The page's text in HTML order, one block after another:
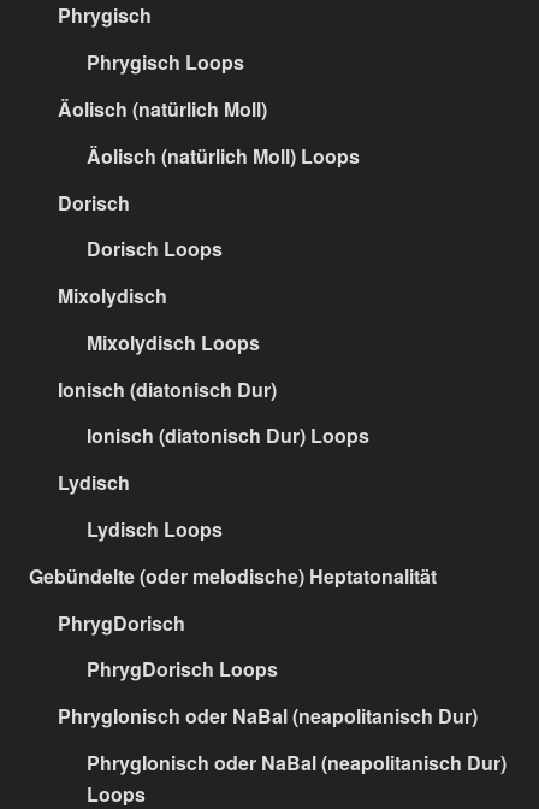
Phrygisch
Phrygisch Loops
Äolisch (natürlich Moll)
Äolisch (natürlich Moll) Loops
Dorisch
Dorisch Loops
Mixolydisch
Mixolydisch Loops
Ionisch (diatonisch Dur)
Ionisch (diatonisch Dur) Loops
Lydisch
Lydisch Loops
Gebündelte (oder melodische) Heptatonalität
PhrygDorisch
PhrygDorisch Loops
PhrygIonisch oder NaBal (neapolitanisch Dur)
PhrygIonisch oder NaBal (neapolitanisch Dur)
Loops